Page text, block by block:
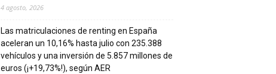
4 agosto, 2026
Las matriculaciones de renting en España
aceleran un 10,16% hasta julio con 235.388
vehículos y una inversión de 5.857 millones de
euros (¡+19,73%!), según AER